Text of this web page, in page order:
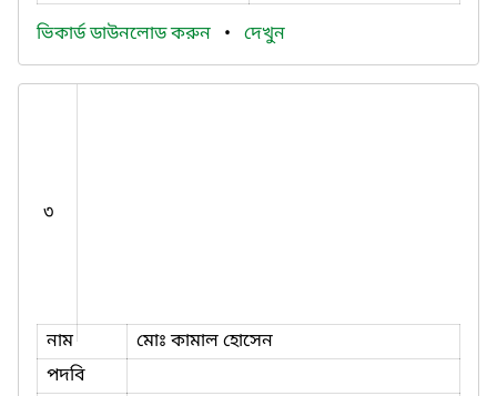
ভিকার্ড ডাউনলোড করুন • দেখুন
৩
নাম
মোঃ কামাল হোসেন
পদবি